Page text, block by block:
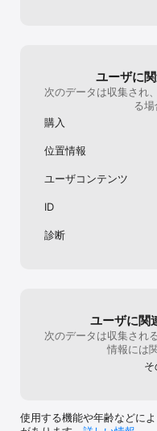
ユーザに
次のデータは収集され
る場
購入
位置情報
ユーザコンテンツ
ID
診断
ユーザに関
次のデータは収集され
情報には
使用する機能や年齢などに